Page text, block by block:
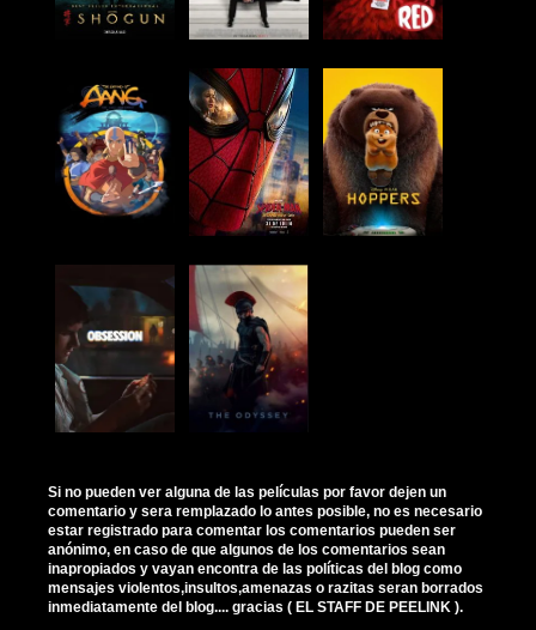
Si no pueden ver alguna de las películas por favor dejen un
comentario y sera remplazado lo antes posible, no es necesario
estar registrado para comentar los comentarios pueden ser
anónimo, en caso de que algunos de los comentarios sean
inapropiados y vayan encontra de las políticas del blog como
mensajes violentos,insultos,amenazas o razitas seran borrados
inmediatamente del blog.... gracias ( EL STAFF DE PEELINK ).